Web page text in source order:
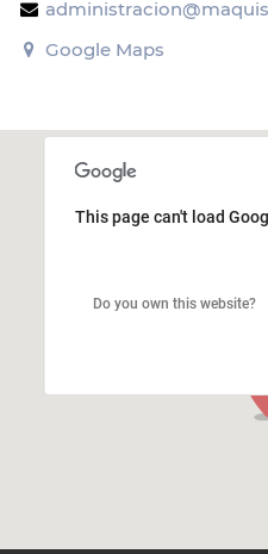
Google Maps
This page can't load
Do you own this website?